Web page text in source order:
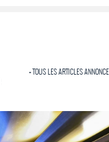
+ TOUS LES ARTICLES ANNONCE